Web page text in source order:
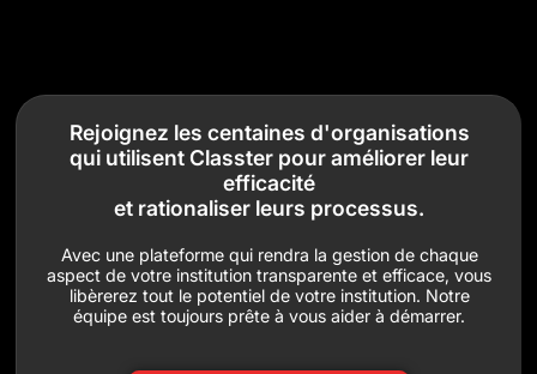
Rejoignez les centaines d'organisations
qui utilisent Classter pour améliorer leur
efficacité
et rationaliser leurs processus.
Avec une plateforme qui rendra la gestion de chaque
aspect de votre institution transparente et efficace, vous
libèrerez tout le potentiel de votre institution. Notre
équipe est toujours prête à vous aider à démarrer.